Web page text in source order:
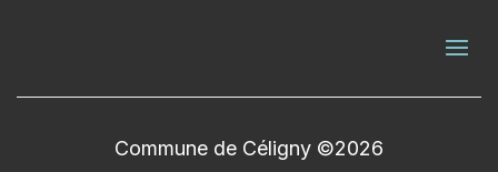
Commune de Céligny ©2026